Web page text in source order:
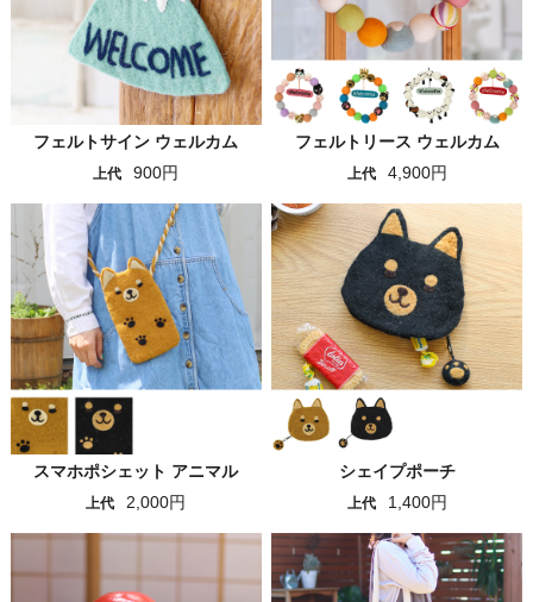
フェルトサイン ウェルカム
上代 900円
フェルトリース ウェルカム
上代 4,900円
スマホポシェット アニマル
上代 2,000円
シェイプポーチ
上代 1,400円